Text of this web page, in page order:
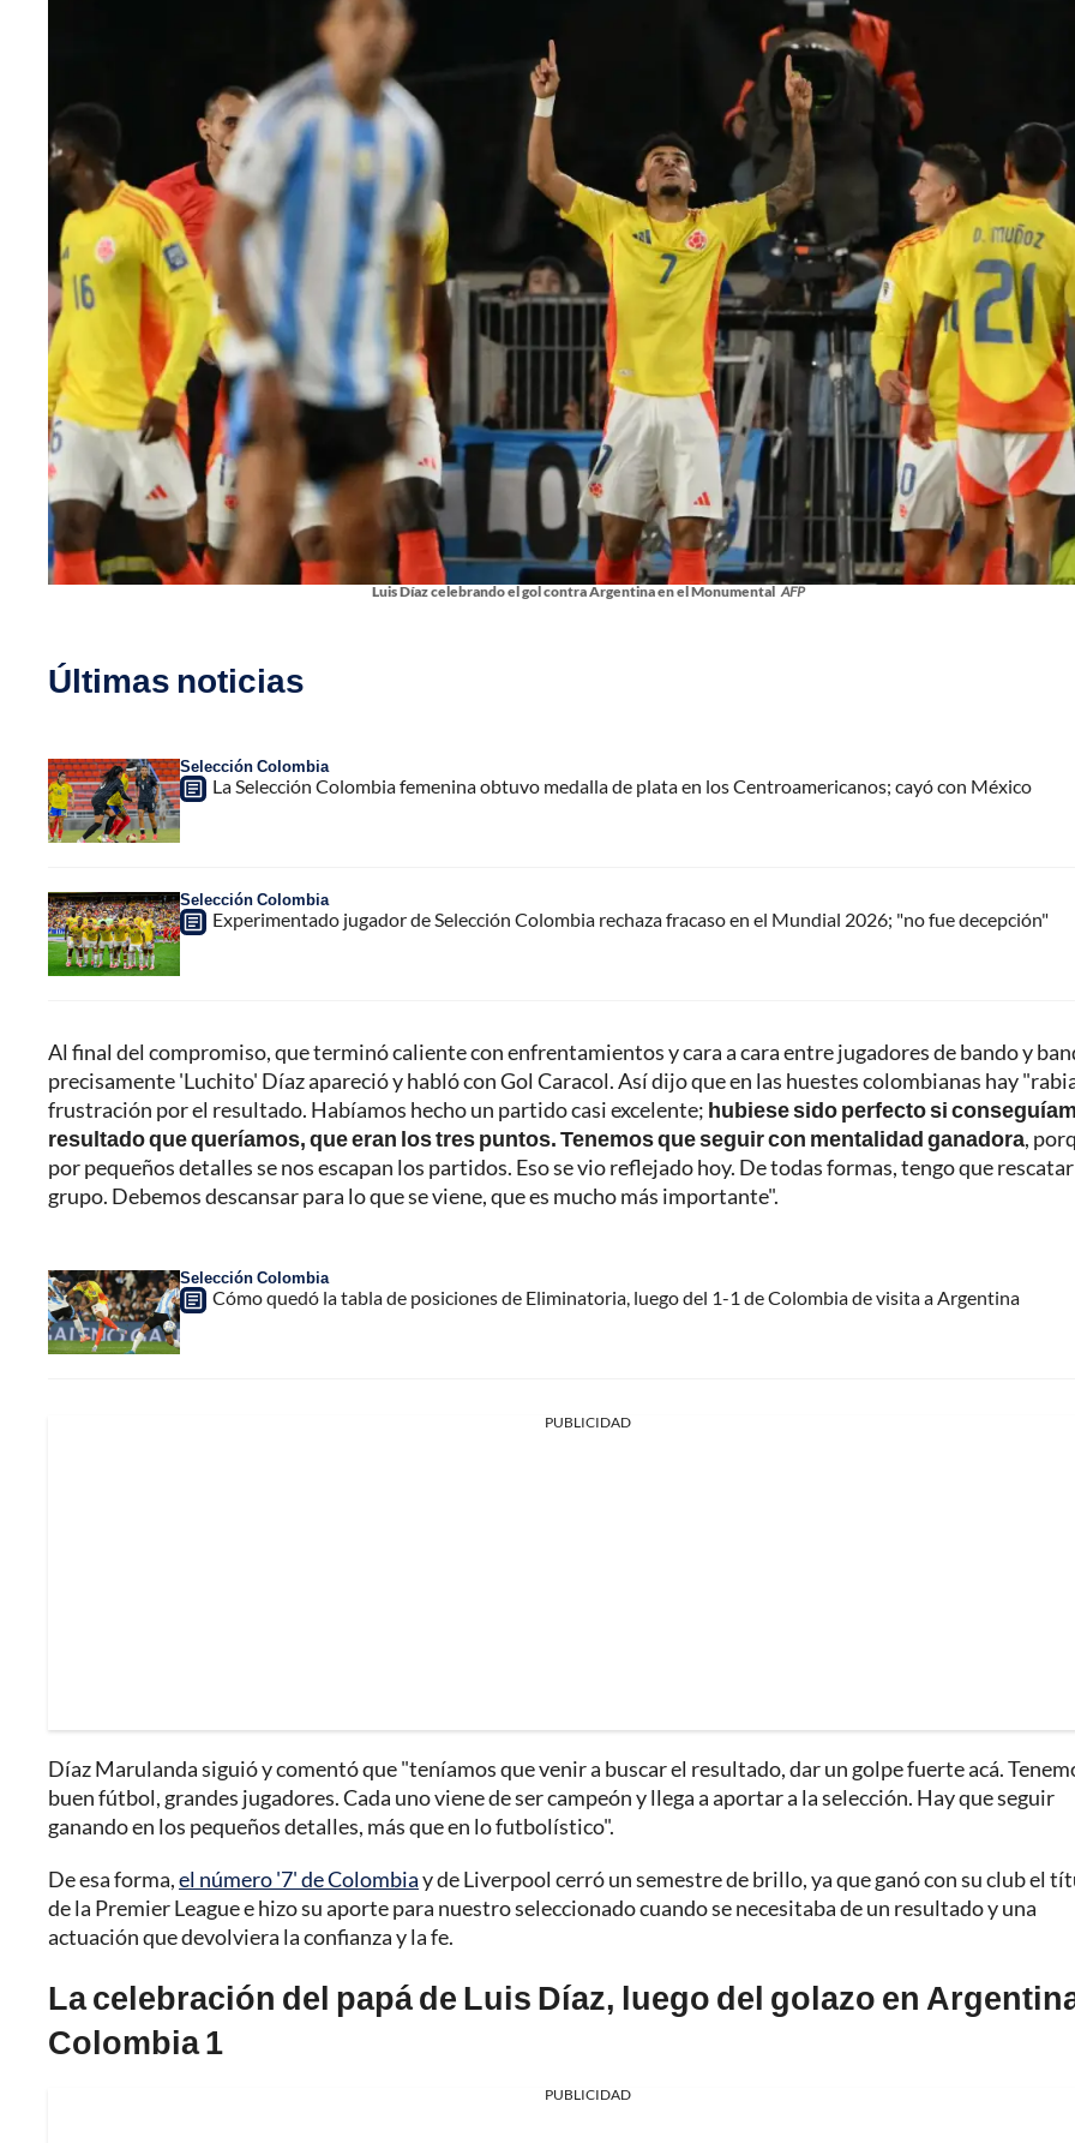
Luis Díaz celebrando el gol contra Argentina en el Monumental AFP
Últimas noticias
Selección Colombia
La Selección Colombia femenina obtuvo medalla de plata en los Centroamericanos; cayó con México
Selección Colombia
Experimentado jugador de Selección Colombia rechaza fracaso en el Mundial 2026; "no fue decepción"
Al final del compromiso, que terminó caliente con enfrentamientos y cara a cara entre jugadores de bando y
precisamente 'Luchito' Díaz apareció y habló con Gol Caracol. Así dijo que en las huestes colombianas hay
frustración por el resultado. Habíamos hecho un partido casi excelente; hubiese sido perfecto si
resultado que queríamos, que eran los tres puntos. Tenemos que seguir con mentalidad ganadora,
por pequeños detalles se nos escapan los partidos. Eso se vio reflejado hoy. De todas formas, tengo que
grupo. Debemos descansar para lo que se viene, que es mucho más importante".
Selección Colombia
Cómo quedó la tabla de posiciones de Eliminatoria, luego del 1-1 de Colombia de visita a Argentina
PUBLICIDAD
Díaz Marulanda siguió y comentó que "teníamos que venir a buscar el resultado, dar un golpe fuerte acá.
buen fútbol, grandes jugadores. Cada uno viene de ser campeón y llega a aportar a la selección. Hay que seguir
ganando en los pequeños detalles, más que en lo futbolístico".
De esa forma,el número '7' de Colombiay de Liverpool cerró un semestre de brillo, ya que ganó con su club el
de la Premier League e hizo su aporte para nuestro seleccionado cuando se necesitaba de un resultado y una
actuación que devolviera la confianza y la fe.
La celebración del papá de Luis Díaz, luego del golazo en
Colombia 1
PUBLICIDAD